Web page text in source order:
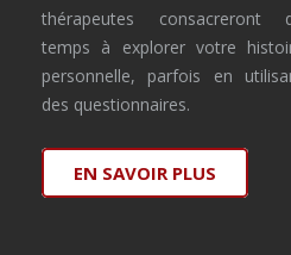
thérapeutes consacreront
temps à explorer votre
personnelle, parfois en
des questionnaires.
EN SAVOIR PLUS